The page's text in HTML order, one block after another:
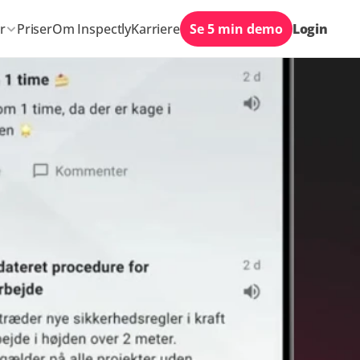
PriserOm InspectlyKarriere Se 5 min demo Login